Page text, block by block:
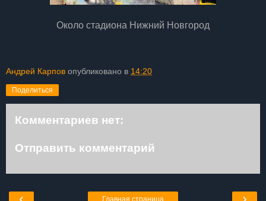
Около стадиона Нижний Новгород
Андрей Карпов опубликовано в 14:20
Поделиться
Комментариев нет:
Отправить комментарий
Главная страница